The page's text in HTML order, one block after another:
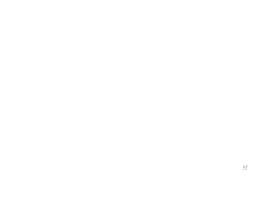
Notre site est constamment mis à jour, n'hésitez pas à le consulter